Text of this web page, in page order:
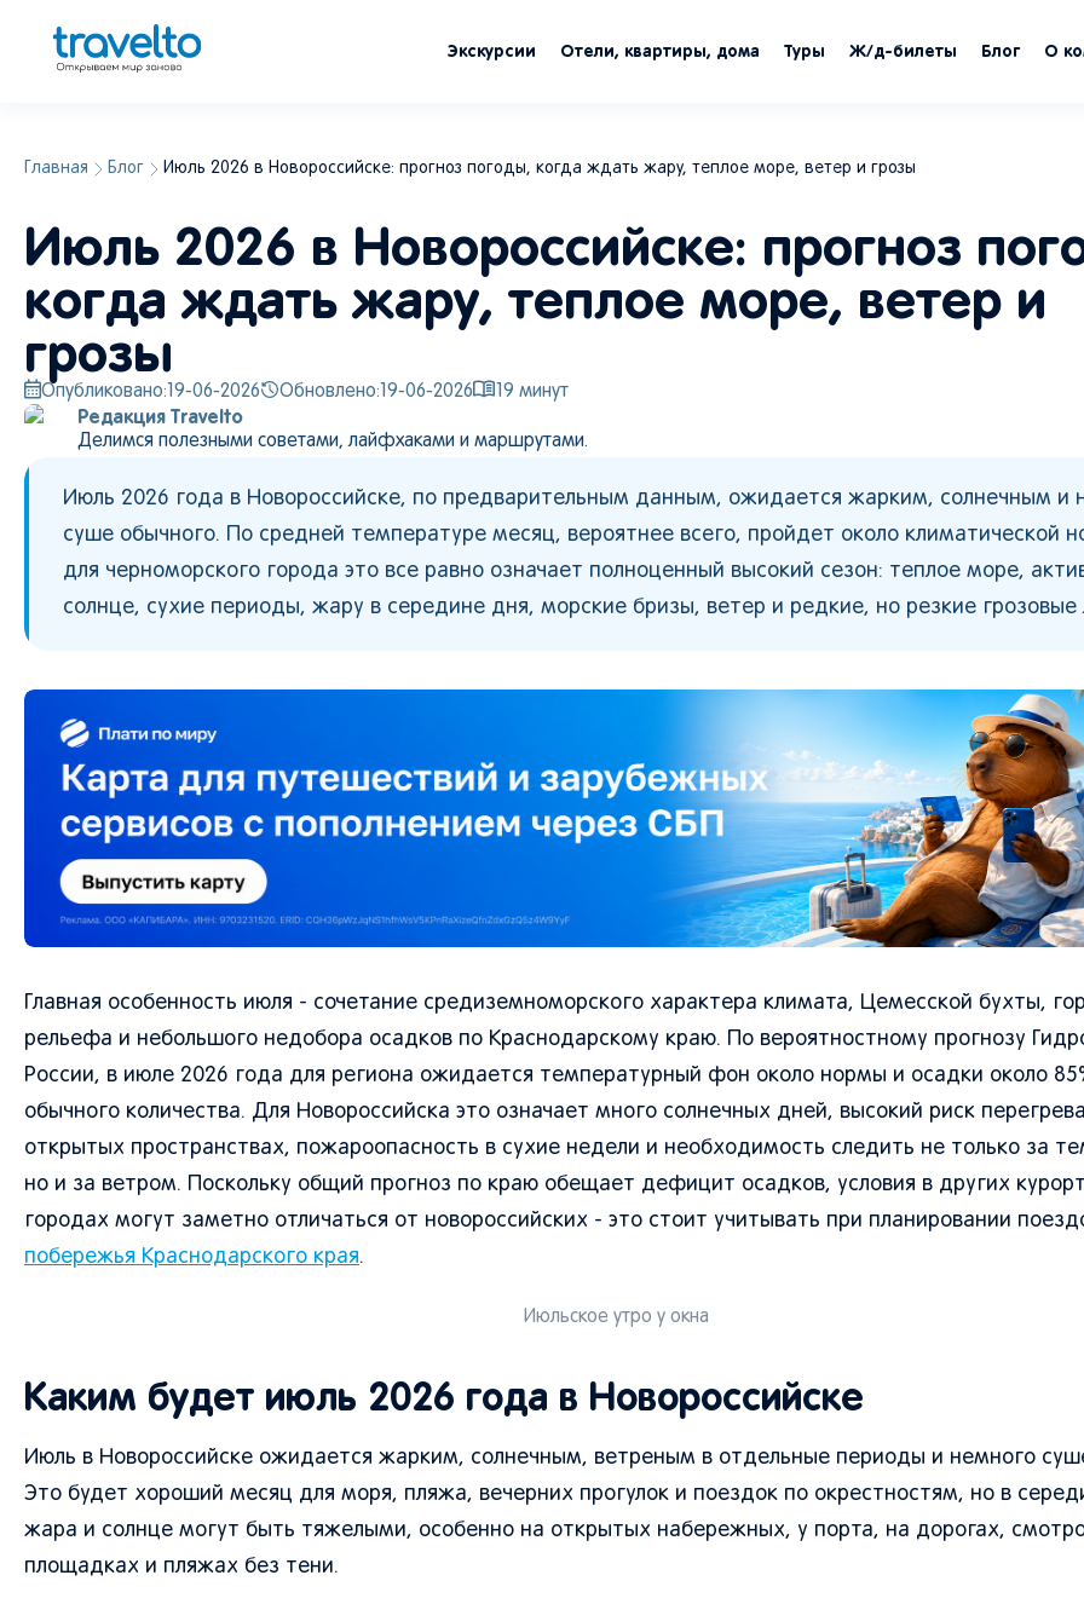
Экскурсии Отели, квартиры, дома Туры Ж/д-билеты Блог О
Главная Блог Июль 2026 в Новороссийске: прогноз погоды, когда ждать жару, теплое море, ветер и грозы
Июль 2026 в Новороссийске: прогноз
когда ждать жару, теплое море, ветер и
грозы
Опубликовано: 19-06-2026 Обновлено: 19-06-2026 19 минут
Редакция Travelto
Делимся полезными советами, лайфхаками и маршрутами.
Июль 2026 года в Новороссийске, по предварительным данным, ожидается жарким, солнечным и
суше обычного. По средней температуре месяц, вероятнее всего, пройдет около климатической
для черноморского города это все равно означает полноценный высокий сезон: теплое море,
солнце, сухие периоды, жару в середине дня, морские бризы, ветер и редкие, но резкие грозовые
Главная особенность июля - сочетание средиземноморского характера климата, Цемесской бухты,
рельефа и небольшого недобора осадков по Краснодарскому краю. По вероятностному прогнозу
России, в июле 2026 года для региона ожидается температурный фон около нормы и осадки около
обычного количества. Для Новороссийска это означает много солнечных дней, высокий риск
открытых пространствах, пожароопасность в сухие недели и необходимость следить не только за
но и за ветром. Поскольку общий прогноз по краю обещает дефицит осадков, условия в других
городах могут заметно отличаться от новороссийских - это стоит учитывать при планировании
побережья Краснодарского края.
Июльское утро у окна
Каким будет июль 2026 года в Новороссийске
Июль в Новороссийске ожидается жарким, солнечным, ветреным в отдельные периоды и немного
Это будет хороший месяц для моря, пляжа, вечерних прогулок и поездок по окрестностям, но в
жара и солнце могут быть тяжелыми, особенно на открытых набережных, у порта, на дорогах,
площадках и пляжах без тени.